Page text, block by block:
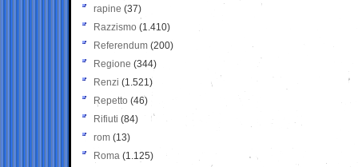
rapine (37)
Razzismo (1.410)
Referendum (200)
Regione (344)
Renzi (1.521)
Repetto (46)
Rifiuti (84)
rom (13)
Roma (1.125)